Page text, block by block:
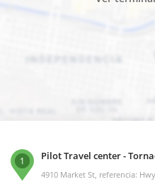
1 Pilot Travel center -
4910 Market St, referencia: